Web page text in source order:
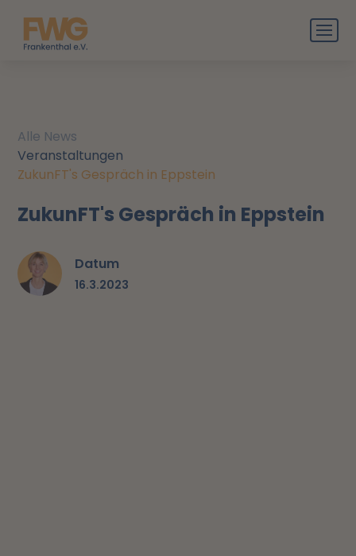
Alle News
Veranstaltungen
ZukunFT's Gespräch in Eppstein
ZukunFT's Gespräch in Eppstein
Datum
16.3.2023